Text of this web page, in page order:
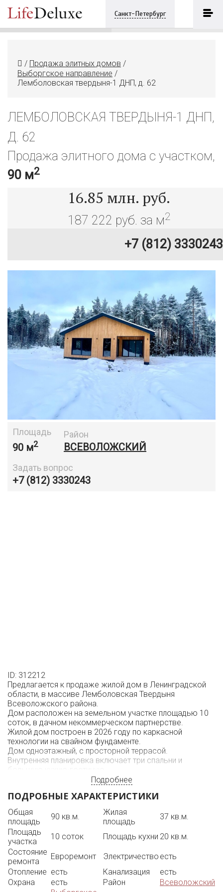
Санкт-Петербург
/ Продажа элитных домов /
Выборгское направление /
Лемболовская твердыня-1 ДНП, д. 62
ЛЕМБОЛОВСКАЯ ТВЕРДЫНЯ-1 ДНП,
Д. 62
Продажа элитного дома с участком,
90 м2
16.85 млн. руб.
187 222 руб. за м2
+7 (812) 3330243
Площадь
90 м2
Район
ВСЕВОЛОЖСКИЙ
Задать вопрос
+7 (812) 3330243
ID: 312212
Предлагается к продаже жилой дом в Ленинградской
области, в массиве Лемболовская Твердыня
Всеволожского района.
Дом расположен на земельном участке площадью 10
соток, в дачном некоммерческом партнерстве.
Жилой дом построен в 2026 году по каркасной
технологии на свайном фундаменте.
Дом одноэтажный, с просторной террасой.
Внутренняя планировка включает три спальни и
большую кухню-гостиную.
Для удобства большой семьи имеется два, хорошо
Участок ровный и разработанный, расположен в
окружении хвойного леса.
В непосредственной близости находится водоем, что
может быть дополнительным преимуществом для
комфортного отдыха и постоянного проживания.
Территория находится под охраной, что обеспечивает
дополнительную безопасность.
Хорошая транспортная доступность. К дому ведет
отличная магистраль и асфальтированная дорога.
Поездка до города занимает около 30 минут на
Подробнее
ПОДРОБНЫЕ ХАРАКТЕРИСТИКИ
Общая
площадь
90 кв.м.
Жилая
площадь
37 кв.м.
Площадь
участка
10 соток Площадь кухни 20 кв.м.
Состояние
ремонта
Евроремонт Электричество есть
Отопление есть Канализация
есть
Охрана
есть Район
Всеволожский
62
+7 (812) 3330243
ПОЗВОНИТЬ